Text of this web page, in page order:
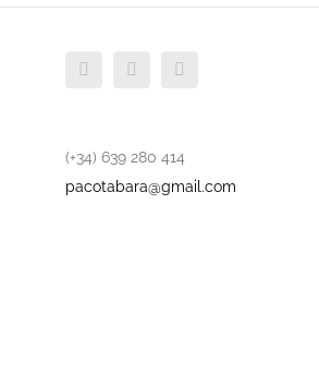
FacebookTwitter
(+34) 639 280 414
pacotabara@gmail.com